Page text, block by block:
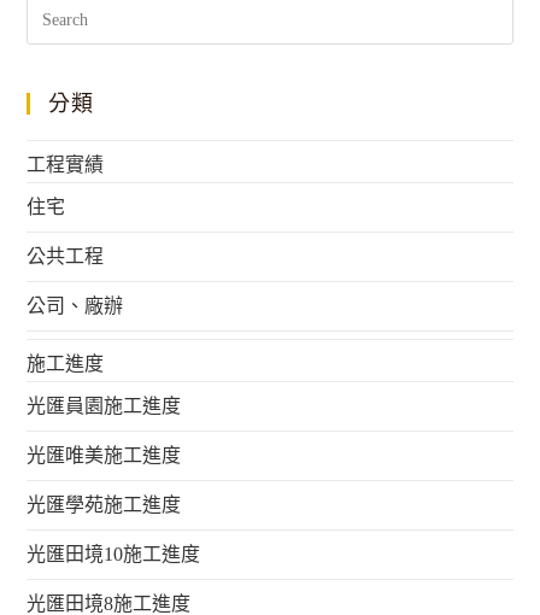
分類
工程實績
住宅
公共工程
公司、廠辦
施工進度
光匯員園施工進度
光匯唯美施工進度
光匯學苑施工進度
光匯田境10施工進度
光匯田境8施工進度